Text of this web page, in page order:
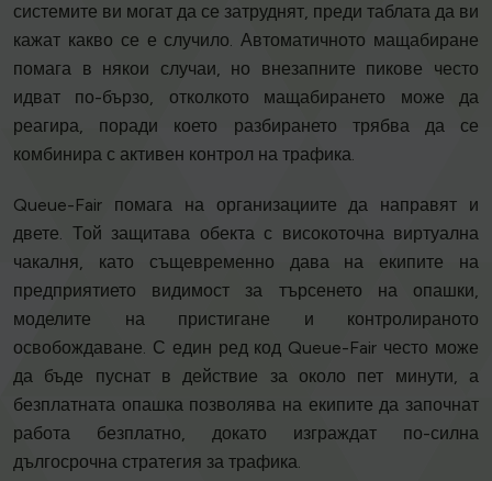
системите ви могат да се затруднят, преди таблата да ви
кажат какво се е случило. Автоматичното мащабиране
помага в някои случаи, но внезапните пикове често
идват по-бързо, отколкото мащабирането може да
реагира, поради което разбирането трябва да се
комбинира с активен контрол на трафика.
Queue-Fair помага на организациите да направят и
двете. Той защитава обекта с високоточна виртуална
чакалня, като същевременно дава на екипите на
предприятието видимост за търсенето на опашки,
моделите на пристигане и контролираното
освобождаване. С един ред код Queue-Fair често може
да бъде пуснат в действие за около пет минути, а
безплатната опашка позволява на екипите да започнат
работа безплатно, докато изграждат по-силна
дългосрочна стратегия за трафика.